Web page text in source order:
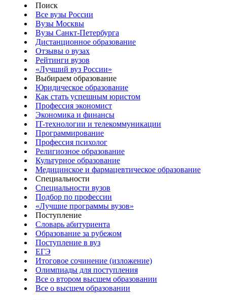
Поиск
Все вузы России
Вузы Москвы
Вузы Санкт-Петербурга
Дистанционное образование
Отзывы о вузах
Рейтинги вузов
«Лучший вуз России»
Выбираем образование
Юридическое образование
Как стать успешным юристом
Профессия экономист
Экономика и финансы
IT-технологии и телекоммуникации
Программирование
Профессия психолог
Религиозное образование
Культурное образование
Медицинское и фармацевтическое образование
Специальности
Специальности вузов
Подбор по профессии
«Лучшие программы вузов»
Поступление
Словарь абитуриента
Образование за рубежом
Поступление в вуз
ЕГЭ
Итоговое сочинение (изложение)
Олимпиады для поступления
Все о втором высшем образовании
Все о высшем образовании